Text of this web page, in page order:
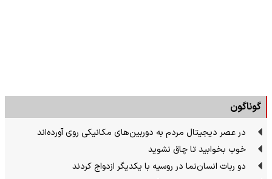
گوناگون
در عصر دیجیتال مردم به دوربین‌های مکانیکی روی آورده‌اند
خوب بخوابید تا چاق نشوید
دو ربات انسان‌نما در روسیه با یکدیگر ازدواج کردند